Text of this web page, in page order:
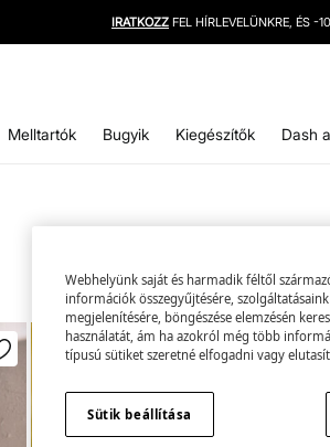
INGYENES
Melltartók Bugyik Kiegészítők Dash
Webhelyünk saját és harmadik féltől
információk összegyűjtésére,
megjelenítésére, böngészése elemzésén
használatát, ám ha azokról még több
típusú sütiket szeretné elfogadni vagy
Sütik beállítása